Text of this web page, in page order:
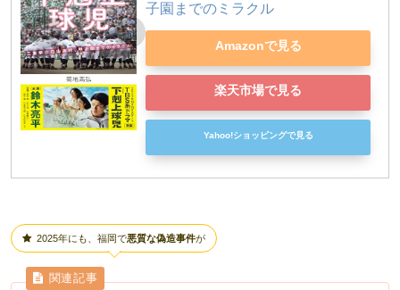
子園までのミラクル
Amazonで見る
楽天市場で見る
Yahoo!ショッピングで見る
2025年にも、福岡で悪質な偽造事件が